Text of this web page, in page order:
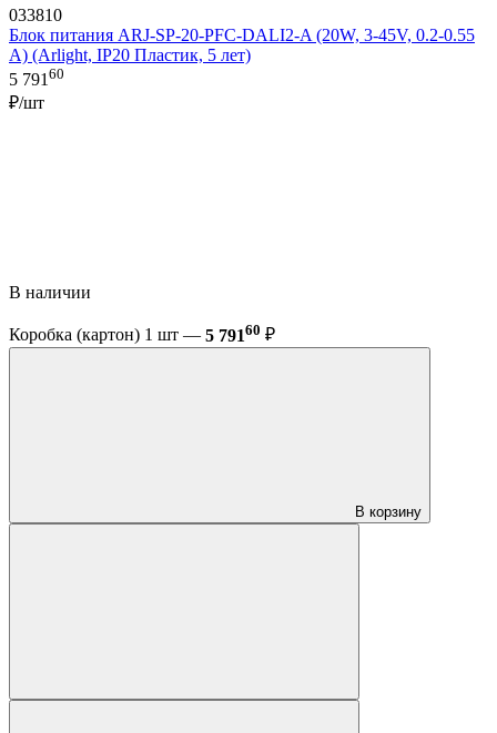
033810
Блок питания ARJ-SP-20-PFC-DALI2-A (20W, 3-45V, 0.2-0.55
A) (Arlight, IP20 Пластик, 5 лет)
5 791 60
₽/шт
В наличии
Коробка (картон) 1 шт — 5 79160 ₽
В корзину